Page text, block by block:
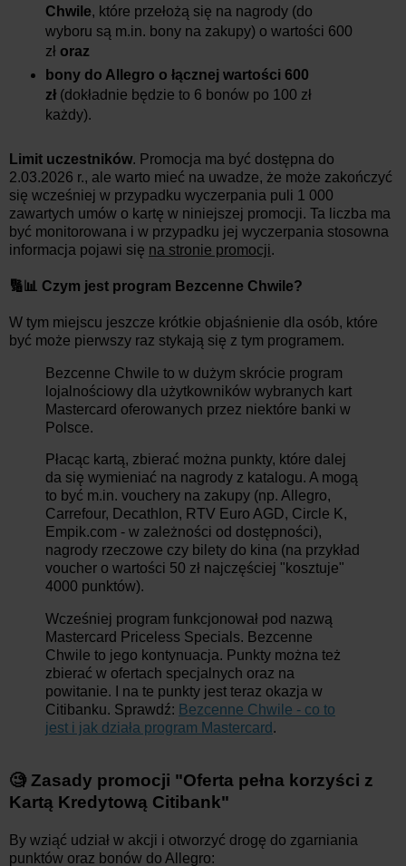
Chwile, które przełożą się na nagrody (do
wyboru są m.in. bony na zakupy) o wartości 600
zł oraz
bony do Allegro o łącznej wartości 600
zł (dokładnie będzie to 6 bonów po 100 zł
każdy).
Limit uczestników. Promocja ma być dostępna do
2.03.2026 r., ale warto mieć na uwadze, że może zakończyć
się wcześniej w przypadku wyczerpania puli 1 000
zawartych umów o kartę w niniejszej promocji. Ta liczba ma
być monitorowana i w przypadku jej wyczerpania stosowna
informacja pojawi się na stronie promocji.
🔢📊 Czym jest program Bezcenne Chwile?
W tym miejscu jeszcze krótkie objaśnienie dla osób, które
być może pierwszy raz stykają się z tym programem.
Bezcenne Chwile to w dużym skrócie program
lojalnościowy dla użytkowników wybranych kart
Mastercard oferowanych przez niektóre banki w
Polsce.
Płacąc kartą, zbierać można punkty, które dalej
da się wymieniać na nagrody z katalogu. A mogą
to być m.in. vouchery na zakupy (np. Allegro,
Carrefour, Decathlon, RTV Euro AGD, Circle K,
Empik.com - w zależności od dostępności),
nagrody rzeczowe czy bilety do kina (na przykład
voucher o wartości 50 zł najczęściej "kosztuje"
4000 punktów).
Wcześniej program funkcjonował pod nazwą
Mastercard Priceless Specials. Bezcenne
Chwile to jego kontynuacja. Punkty można też
zbierać w ofertach specjalnych oraz na
powitanie. I na te punkty jest teraz okazja w
Citibanku. Sprawdź: Bezcenne Chwile - co to
jest i jak działa program Mastercard .
🧐 Zasady promocji "Oferta pełna korzyści z
Kartą Kredytową Citibank"
By wziąć udział w akcji i otworzyć drogę do zgarniania
punktów oraz bonów do Allegro: